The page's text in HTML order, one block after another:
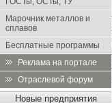
Марочник металлов и
сплавов
Бесплатные программы
Реклама на портале
Отраслевой форум
Новые предприятия